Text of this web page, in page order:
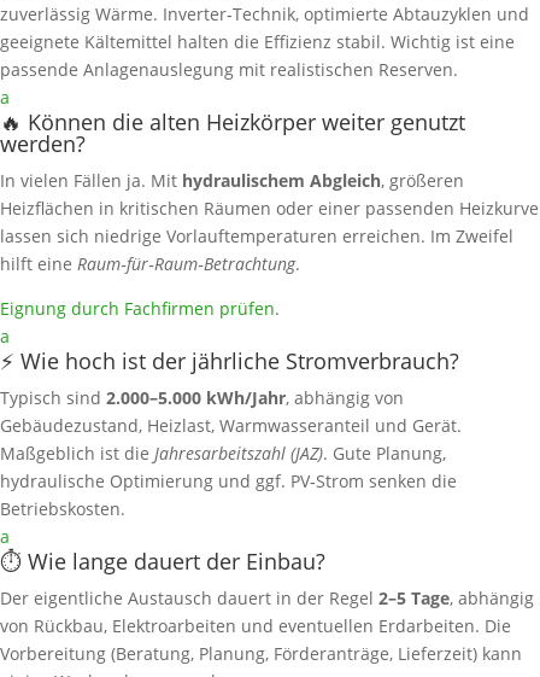
zuverlässig Wärme. Inverter‑Technik, optimierte Abtauzyklen und
geeignete Kältemittel halten die Effizienz stabil. Wichtig ist eine
passende Anlagenauslegung mit realistischen Reserven.
a
🔥 Können die alten Heizkörper weiter genutzt
werden?
In vielen Fällen ja. Mit hydraulischem Abgleich, größeren
Heizflächen in kritischen Räumen oder einer passenden Heizkurve
lassen sich niedrige Vorlauftemperaturen erreichen. Im Zweifel
hilft eine Raum‑für‑Raum‑Betrachtung.
Eignung durch Fachfirmen prüfen.
a
⚡ Wie hoch ist der jährliche Stromverbrauch?
Typisch sind 2.000–5.000 kWh/Jahr, abhängig von
Gebäudezustand, Heizlast, Warmwasseranteil und Gerät.
Maßgeblich ist die Jahresarbeitszahl (JAZ). Gute Planung,
hydraulische Optimierung und ggf. PV‑Strom senken die
Betriebskosten.
a
⏱️ Wie lange dauert der Einbau?
Der eigentliche Austausch dauert in der Regel 2–5 Tage, abhängig
von Rückbau, Elektroarbeiten und eventuellen Erdarbeiten. Die
Vorbereitung (Beratung, Planung, Förderanträge, Lieferzeit) kann